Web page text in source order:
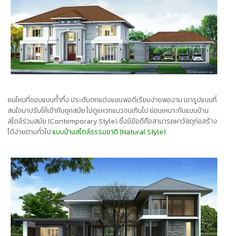
คนไหนที่ชอบแบบก้ำกึ่ง ประดับตกแต่งแบบพอดีเรียบง่ายพองาม เอารูปแบบที่
สนใจมาปรับให้เข้ากับยุคสมัย ไม่ดูแหวกแนวจนเกินไป ย่อมเหมาะกับแบบบ้าน
สไตล์ร่วมสมัย (Contemporary Style) ซึ่งมีข้อดีคือสามารถหาวัสดุก่อสร้าง
ได้ง่ายตามทั่วไปแบบบ้านสไตล์ธรรมชาติ (Natural Style)